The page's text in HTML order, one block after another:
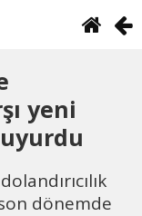
yeni
son dönemde